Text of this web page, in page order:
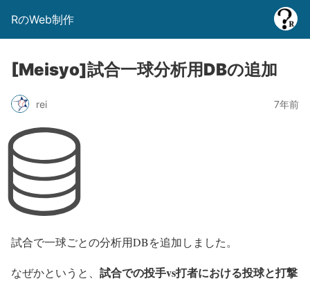
RのWeb制作
[Meisyo]試合一球分析用DBの追加
rei 7年前
試合で一球ごとの分析用DBを追加しました。
なぜかというと、 試合での投手vs打者における投球と打撃